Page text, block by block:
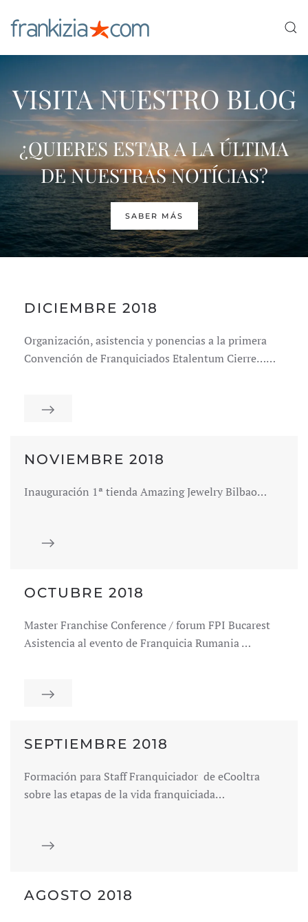
Ir al contenido principal
VISITA NUESTRO BLOG
¿QUIERES ESTAR A LA ÚLTIMA
DE NUESTRAS NOTÍCIAS?
SABER MÁS
DICIEMBRE 2018
Organización, asistencia y ponencias a la primera
Convención de Franquiciados Etalentum Cierre……
NOVIEMBRE 2018
Inauguración 1ª tienda Amazing Jewelry Bilbao…
OCTUBRE 2018
Master Franchise Conference / forum FPI Bucarest
Asistencia al evento de Franquicia Rumania …
SEPTIEMBRE 2018
Formación para Staff Franquiciador de eCooltra
sobre las etapas de la vida franquiciada…
AGOSTO 2018